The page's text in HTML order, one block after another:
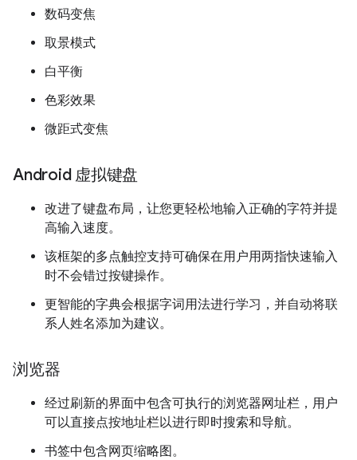
数码变焦
取景模式
白平衡
色彩效果
微距式变焦
Android 虚拟键盘
改进了键盘布局，让您更轻松地输入正确的字符并提
高输入速度。
该框架的多点触控支持可确保在用户用两指快速输入
时不会错过按键操作。
更智能的字典会根据字词用法进行学习，并自动将联
系人姓名添加为建议。
浏览器
经过刷新的界面中包含可执行的浏览器网址栏，用户
可以直接点按地址栏以进行即时搜索和导航。
书签中包含网页缩略图。